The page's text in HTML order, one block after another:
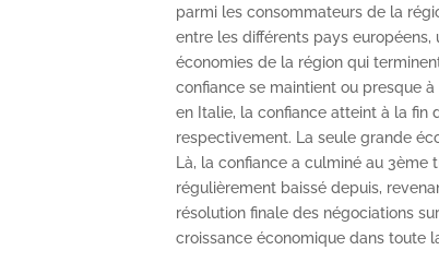
parmi les consommateurs de la
entre les différents pays
économies de la région qui
confiance se maintient ou presque
en Italie, la confiance atteint à la fin
respectivement. La seule grande
Là, la confiance a culminé au
régulièrement baissé depuis,
résolution finale des négociations
croissance économique dans toute